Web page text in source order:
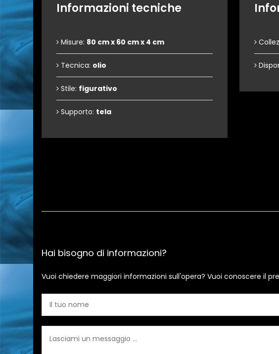
Informazioni tecniche
Misure: 80 cm x 60 cm x 4 cm
Tecnica: olio
Stile: figurativo
Supporto: tela
Hai bisogno di informazioni?
Vuoi chiedere maggiori informazioni sull'opera? Vuoi conoscere il